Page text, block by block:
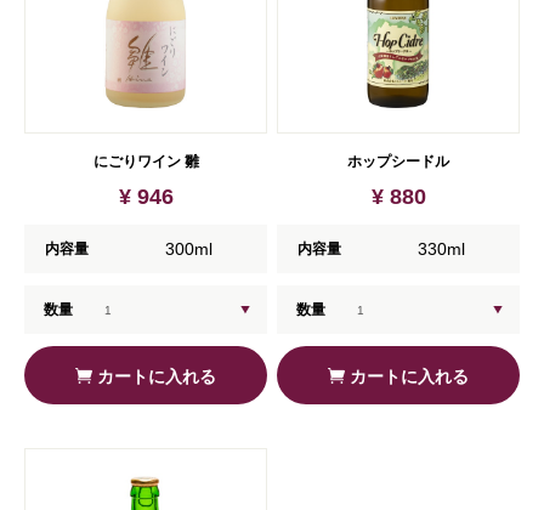
にごりワイン 雛
¥ 946
内容量 300ml
数量
カートに入れる
ホップシードル
¥ 880
内容量 330ml
数量
カートに入れる